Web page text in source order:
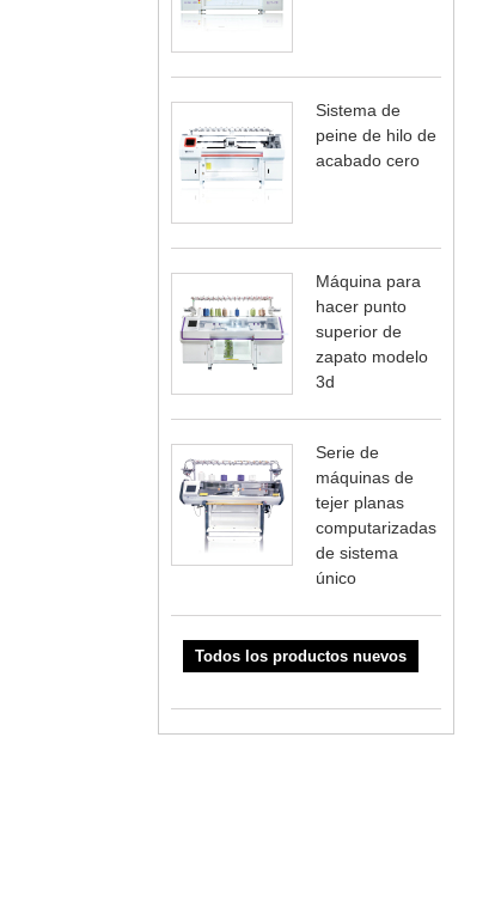
Sistema de
peine de hilo de
acabado cero
Máquina para
hacer punto
superior de
zapato modelo
3d
Serie de
máquinas de
tejer planas
computarizadas
de sistema
único
Todos los productos nuevos